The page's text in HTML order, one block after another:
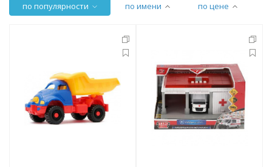
по популярности по имени по цене